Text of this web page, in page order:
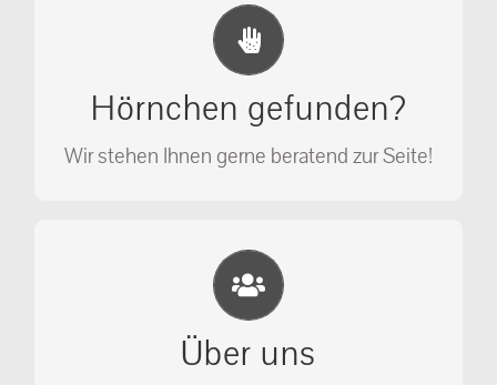
Hörnchen gefunden?
Wir stehen Ihnen gerne beratend zur Seite!
Erste Hilfe Maßnahmen
Ihr Anruf kann Leben retten!
Über uns
Eichhörnchen Schutz e.V.
Wir sehen nicht weg, wir retten!